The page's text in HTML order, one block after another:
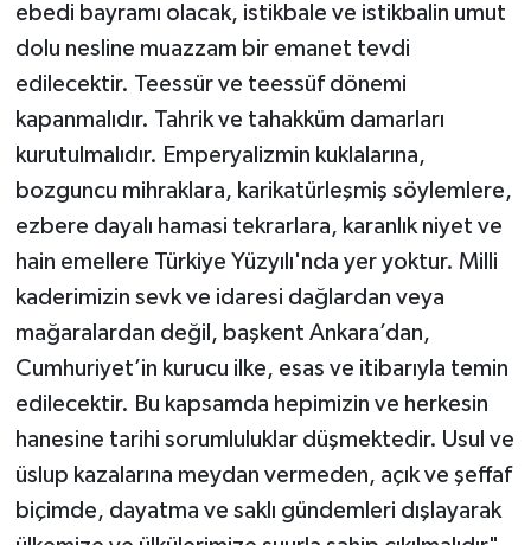
ebedi bayramı olacak, istikbale ve istikbalin umut
dolu nesline muazzam bir emanet tevdi
edilecektir. Teessür ve teessüf dönemi
kapanmalıdır. Tahrik ve tahakküm damarları
kurutulmalıdır. Emperyalizmin kuklalarına,
bozguncu mihraklara, karikatürleşmiş söylemlere,
ezbere dayalı hamasi tekrarlara, karanlık niyet ve
hain emellere Türkiye Yüzyılı'nda yer yoktur. Milli
kaderimizin sevk ve idaresi dağlardan veya
mağaralardan değil, başkent Ankara’dan,
Cumhuriyet’in kurucu ilke, esas ve itibarıyla temin
edilecektir. Bu kapsamda hepimizin ve herkesin
hanesine tarihi sorumluluklar düşmektedir. Usul ve
üslup kazalarına meydan vermeden, açık ve şeffaf
biçimde, dayatma ve saklı gündemleri dışlayarak